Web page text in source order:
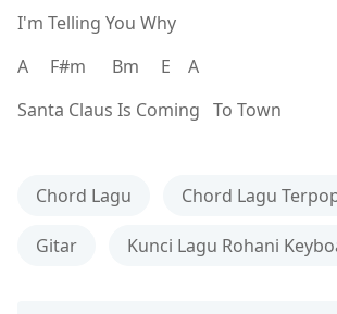
I'm Telling You Why
A F#m Bm E A
Santa Claus Is Coming To Town
Chord Lagu Chord Lagu
Gitar Kunci Lagu Rohani